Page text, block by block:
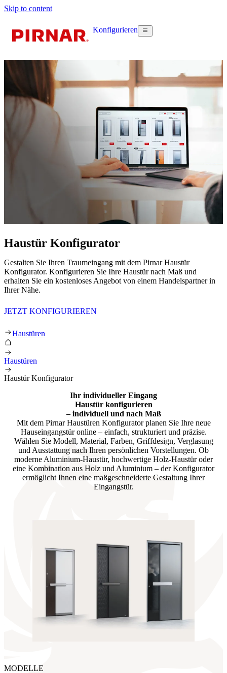
Skip to content
Konfigurieren
Haustür Konfigurator
Gestalten Sie Ihren Traumeingang mit dem Pirnar Haustür
Konfigurator. Konfigurieren Sie Ihre Haustür nach Maß und
erhalten Sie ein kostenloses Angebot von einem Handelspartner in
Ihrer Nähe.
JETZT KONFIGURIEREN
Haustür Konfigurator
Haustüren
Haustüren
Haustür Konfigurator
Ihr individueller Eingang
Haustür konfigurieren
– individuell und nach Maß
Mit dem Pirnar Haustüren Konfigurator planen Sie Ihre neue
Hauseingangstür online – einfach, strukturiert und präzise.
Wählen Sie Modell, Material, Farben, Griffdesign, Verglasung
und Ausstattung nach Ihren persönlichen Vorstellungen. Ob
moderne Aluminium-Haustür, hochwertige Holz-Haustür oder
eine Kombination aus Holz und Aluminium – der Konfigurator
ermöglicht Ihnen eine maßgeschneiderte Gestaltung Ihrer
Eingangstür.
MODELLE